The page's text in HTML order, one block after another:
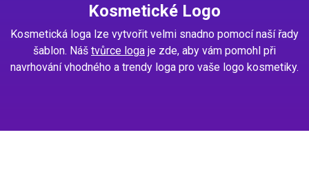
Kosmetické Logo
Kosmetická loga lze vytvořit velmi snadno pomocí naší řady
šablon. Náš tvůrce loga je zde, aby vám pomohl při
navrhování vhodného a trendy loga pro vaše logo kosmetiky.